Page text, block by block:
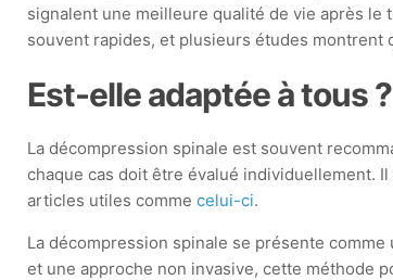
signalent une meilleure qualité de vie après le
souvent rapides, et plusieurs études montrent
Est-elle adaptée à tous ?
La décompression spinale est souvent
chaque cas doit être évalué individuellement.
articles utiles commecelui-ci.
La décompression spinale se présente
et une approche non invasive, cette méthode